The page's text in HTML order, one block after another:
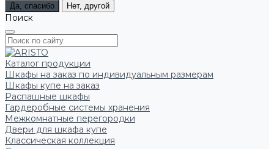
Да, спасибо Нет, другой
Поиск
Каталог продукции
Шкафы на заказ по индивидуальным размерам
Шкафы купе на заказ
Распашные шкафы
Гардеробные системы хранения
Межкомнатные перегородки
Двери для шкафа купе
Классическая коллекция